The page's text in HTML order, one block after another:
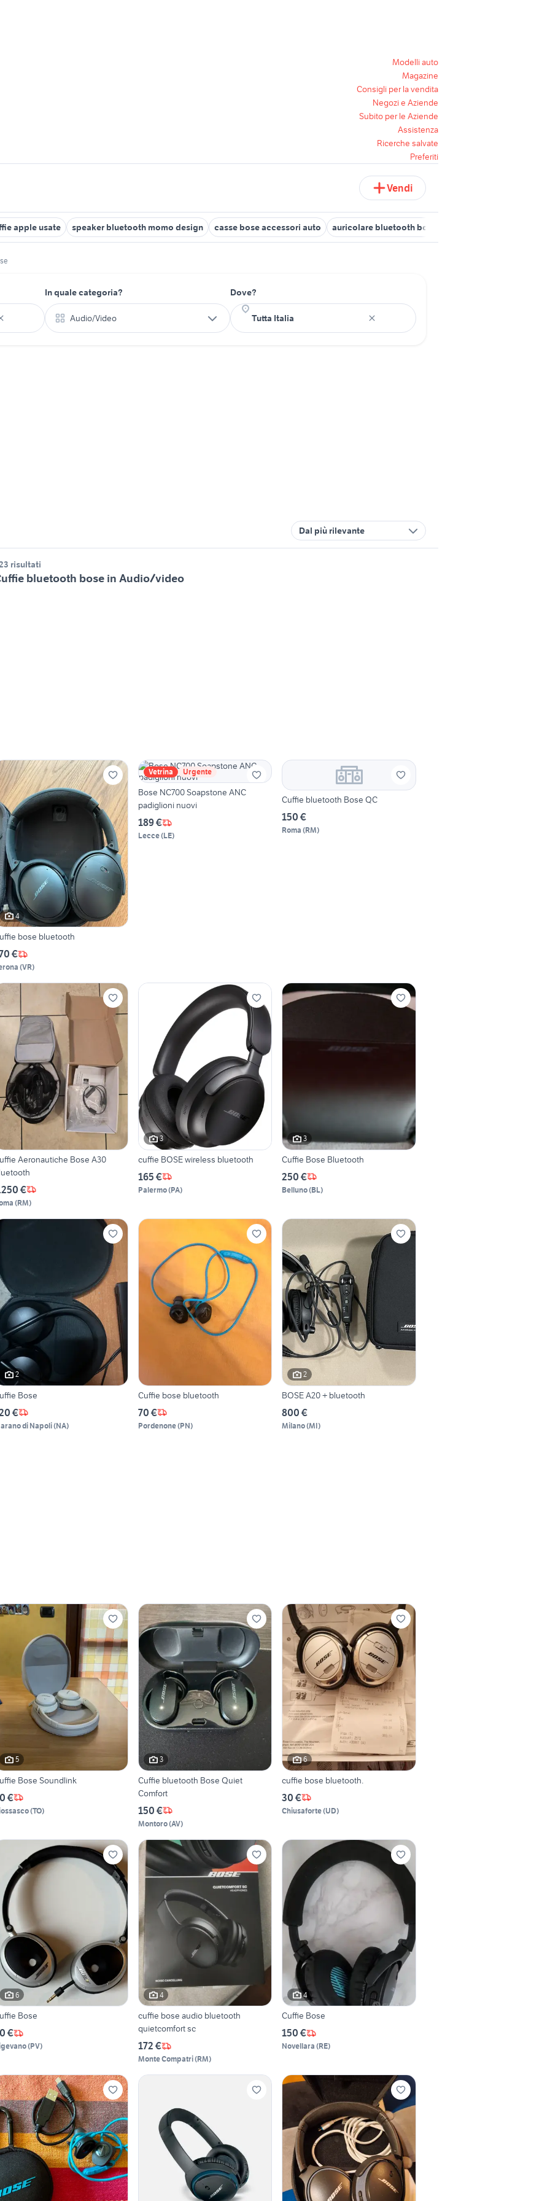
Modelli auto
Magazine
Consigli per la vendita
Negozi e Aziende
Subito per le Aziende
Assistenza
Ricerche salvate
Preferiti
Vendi
apple usate speaker bluetooth momo design casse bose accessori auto auricolare bluetooth bose
In quale categoria?
Audio/Video
Dove?
Dal più rilevante
risultati
bluetooth bose in Audio/video
4
bose bluetooth
€
(VR)
Vetrina Urgente
Bose NC700 Soapstone ANC
padiglioni nuovi
189 €
Lecce(LE)
Cuffie bluetooth Bose QC
150 €
Roma (RM)
Aeronautiche Bose A30
€
(RM)
3
cuffie BOSE wireless bluetooth
165 €
Palermo(PA)
3
Cuffie Bose Bluetooth
250 €
Belluno(BL)
2
Bose
€
di Napoli(NA)
Cuffie bose bluetooth
70 €
Pordenone(PN)
2
BOSE A20 + bluetooth
800 €
Milano(MI)
5
Bose Soundlink
€
(TO)
3
Cuffie bluetooth Bose Quiet
Comfort
150 €
Montoro(AV)
6
cuffie bose bluetooth.
30 €
Chiusaforte(UD)
6
Bose
€
(PV)
4
cuffie bose audio bluetooth
quietcomfort sc
172 €
Monte Compatri(RM)
4
Cuffie Bose
150 €
Novellara (RE)